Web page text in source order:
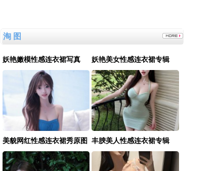
淘 图
妖艳嫩模性感连衣裙写真 妖艳美女性感连衣裙专辑
美貌网红性感连衣裙秀原图 丰腴美人性感连衣裙专辑